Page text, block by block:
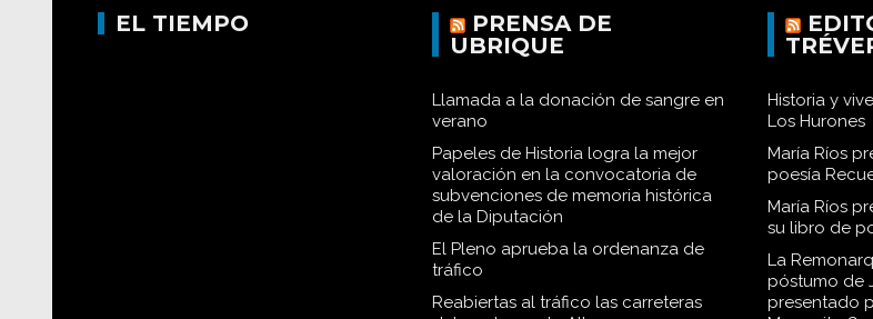
EL TIEMPO
PRENSA DE
UBRIQUE
Llamada a la donación de sangre en
verano
Papeles de Historia logra la mejor
valoración en la convocatoria de
subvenciones de memoria histórica
de la Diputación
El Pleno aprueba la ordenanza de
tráfico
Reabiertas al tráfico las carreteras
Historia y
Los Hurones
María Ríos
poesía
María Ríos
su libro de
La
póstumo de
presentado